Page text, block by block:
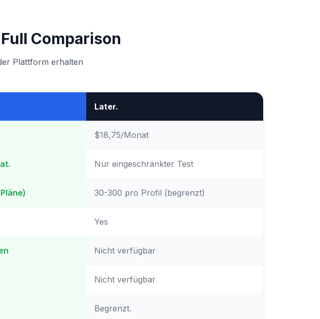
Comparison
Plattform erhalten
Later.
$18,75/Monat
Nur eingeschränkter Test
30-300 pro Profil (begrenzt)
Yes
Nicht verfügbar
Nicht verfügbar
Begrenzt.